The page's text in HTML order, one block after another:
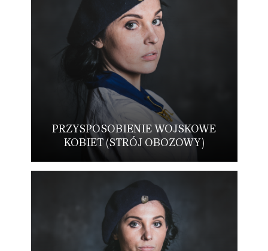
PRZYSPOSOBIENIE WOJSKOWE
KOBIET (STRÓJ OBOZOWY)